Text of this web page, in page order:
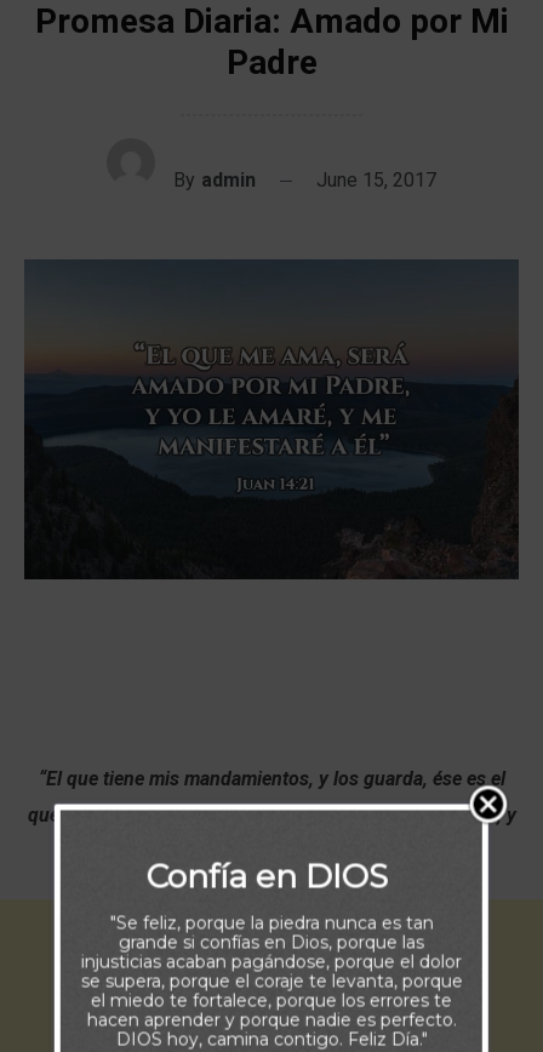
Promesa Diaria: Amado por Mi
Padre
By admin June 15, 2017
“El que tiene mis mandamientos, y los guarda, ése es el
que me ama; y el que me ama, será amado por mi Padre, y
Confía en DIOS
"Se feliz, porque la piedra nunca es tan
grande si confías en Dios, porque las
injusticias acaban pagándose, porque el dolor
se supera, porque el coraje te levanta, porque
el miedo te fortalece, porque los errores te
hacen aprender y porque nadie es perfecto.
DIOS hoy, camina contigo. Feliz Día."